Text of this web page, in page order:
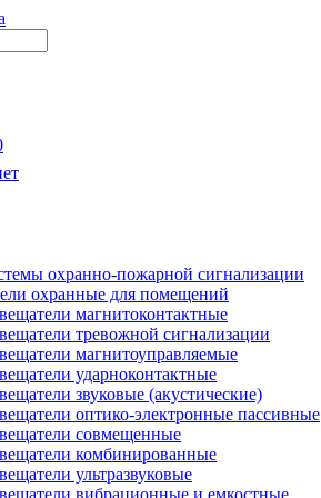
охранно-пожарной сигнализации
охранные для помещений
магнитоконтактные
тревожной сигнализации
магнитоуправляемые
ударноконтактные
звуковые (акустические)
оптико-электронные пассивные
совмещенные
комбинированные
ультразвуковые
вибрационные и емкостные